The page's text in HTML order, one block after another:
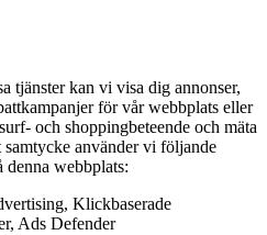
tjänster kan vi visa dig annonser,
för vår webbplats eller
och shoppingbeteende och mäta
använder vi följande
denna webbplats:
Klickbaserade
Ads Defender